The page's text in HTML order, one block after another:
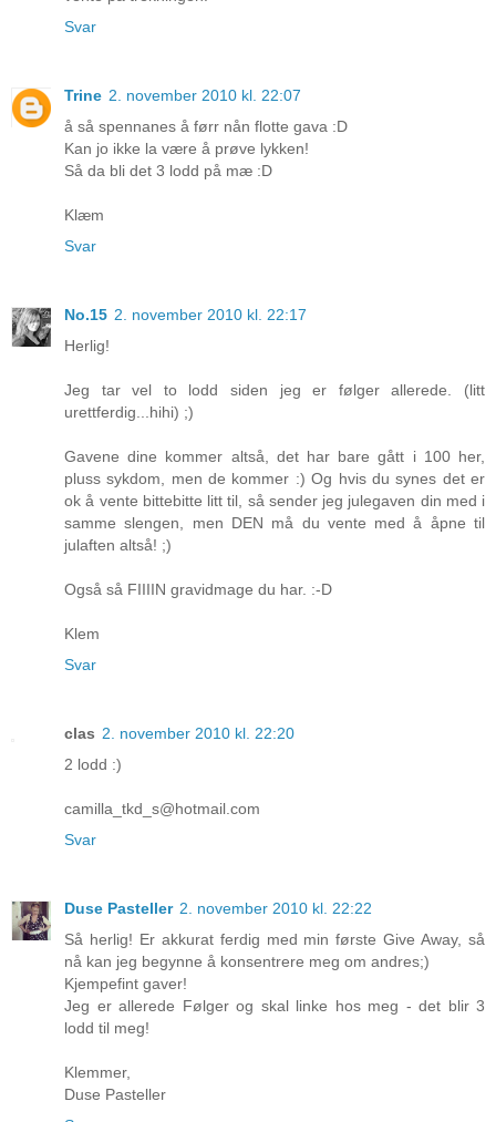
Svar
Trine 2. november 2010 kl. 22:07
å så spennanes å førr nån flotte gava :D
Kan jo ikke la være å prøve lykken!
Så da bli det 3 lodd på mæ :D
Klæm
Svar
No.15 2. november 2010 kl. 22:17
Herlig!
Jeg tar vel to lodd siden jeg er følger allerede. (litt
urettferdig...hihi) ;)
Gavene dine kommer altså, det har bare gått i 100 her,
pluss sykdom, men de kommer :) Og hvis du synes det er
ok å vente bittebitte litt til, så sender jeg julegaven din med i
samme slengen, men DEN må du vente med å åpne til
julaften altså! ;)
Også så FIIIIN gravidmage du har. :-D
Klem
Svar
clas 2. november 2010 kl. 22:20
2 lodd :)
camilla_tkd_s@hotmail.com
Svar
Duse Pasteller 2. november 2010 kl. 22:22
Så herlig! Er akkurat ferdig med min første Give Away, så
nå kan jeg begynne å konsentrere meg om andres;)
Kjempefint gaver!
Jeg er allerede Følger og skal linke hos meg - det blir 3
lodd til meg!
Klemmer,
Duse Pasteller